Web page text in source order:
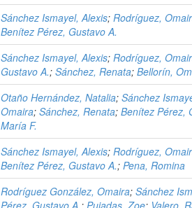
Sánchez Ismayel, Alexis; Rodríguez,
Benítez Pérez, Gustavo A.
Sánchez Ismayel, Alexis; Rodríguez,
Gustavo A.; Sánchez, Renata; Bellorín,
Otaño Hernández, Natalia; Sánchez
Omaira; Sánchez, Renata; Benítez Pérez,
María F.
Sánchez Ismayel, Alexis; Rodríguez,
Benítez Pérez, Gustavo A.; Pena, Romina
Rodríguez González, Omaira; Sánchez
Pérez, Gustavo A.; Pujadas, Zoe; Valero,